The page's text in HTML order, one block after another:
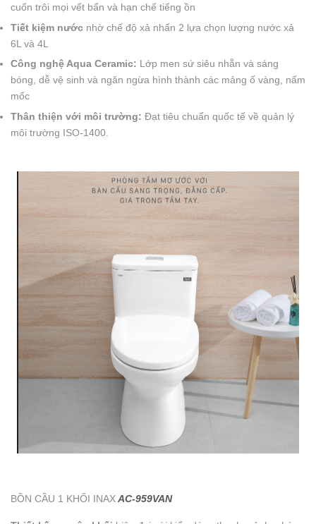
cuốn trôi mọi vết bẩn và hạn chế tiếng ồn
Tiết kiệm nước nhờ chế độ xả nhấn 2 lựa chọn lượng nước xả
6L và 4L
Công nghệ Aqua Ceramic: Lớp men sứ siêu nhẵn và sáng
bóng, dễ vệ sinh và ngăn ngừa hình thành các mảng ố vàng, nấm
mốc
Thân thiện với môi trường: Đạt tiêu chuẩn quốc tế về quản lý
môi trường ISO-1400.
BỒN CẦU 1 KHỐI INAXAC-959VAN